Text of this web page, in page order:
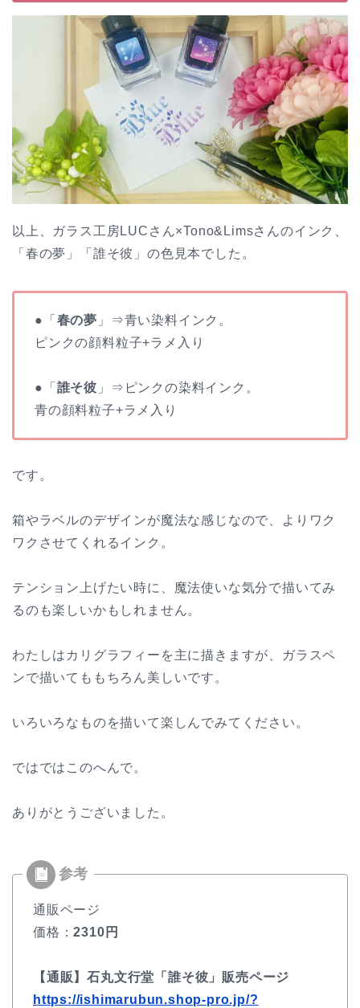
以上、ガラス工房LUCさん×Tono&Limsさんのインク、
「春の夢」「誰そ彼」の色見本でした。
●「 春の夢 」⇒青い染料インク。
ピンクの顔料粒子+ラメ入り
●「 誰そ彼 」⇒ピンクの染料インク。
青の顔料粒子+ラメ入り
です。
箱やラベルのデザインが魔法な感じなので、よりワク
ワクさせてくれるインク。
テンション上げたい時に、魔法使いな気分で描いてみ
るのも楽しいかもしれません。
わたしはカリグラフィーを主に描きますが、ガラスペ
ンで描いてももちろん美しいです。
いろいろなものを描いて楽しんでみてください。
ではではこのへんで。
ありがとうございました。
通販ページ
価格：2310円
【通販】石丸文行堂「誰そ彼」販売ページ
https://ishimarubun.shop-pro.jp/?